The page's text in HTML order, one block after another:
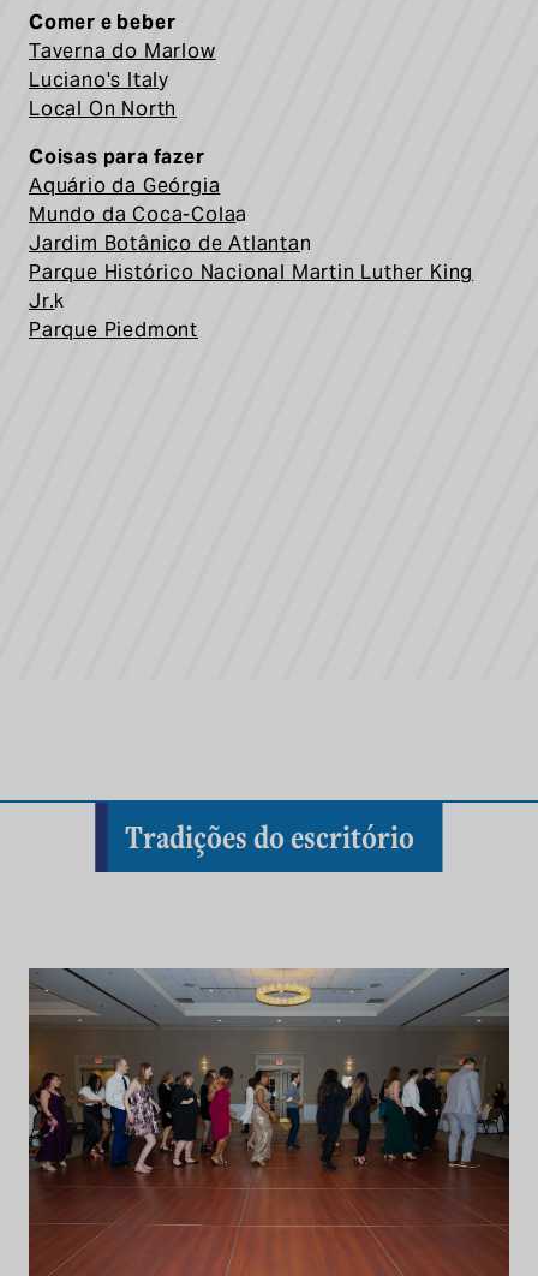
Comer e beber
Taverna do Marlow
Luciano's Italy
Local On North
Coisas para fazer
Aquário da Geórgia
Mundo da Coca-Colaa
Jardim Botânico de Atlantan
Parque Histórico Nacional Martin Luther King
Jr.k
Parque Piedmont
Tradições do escritório